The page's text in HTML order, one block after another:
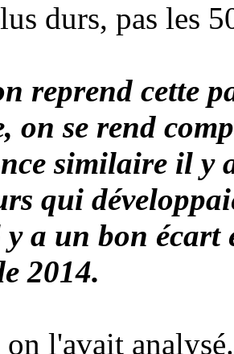
durs, pas les
reprend cette
on se rend
similaire il y
qui
a un bon écart
2014.
l'avait